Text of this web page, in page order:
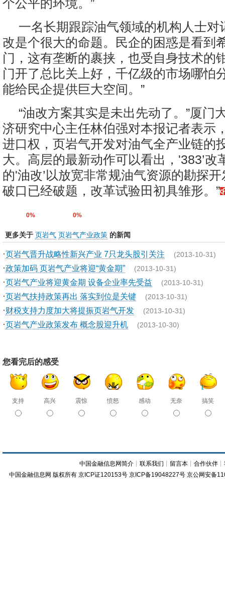
个公平的环境。”
一名长期跟踪油气领域的机构人士对
改是个很大的命题。民企的困惑是看到
门，这有垄断的裹挟，也受自身技术的
门开了总比关上好，千亿级的市场哪怕
能给民企提供巨大空间。”
“油改方案其实是未出先动了。”厦门
济研究中心主任林伯强对本报记者表示
进口权，页岩气开发对油气全产业链的
大。高层的最新动作可以看出，'383’改
的'油改’以放宽非常规油气资源的勘探
破口已经破题，改革试验田初具雏形。”
0% 0%
更多关于 页岩气 页岩气产业政策 的新闻
·页岩气晋升战略性新兴产业 7只龙头股引关注 (2013-10-31)
·政策加码 页岩气产业将迎“黄金期” (2013-10-31)
·页岩气产业将迎黄金期 设备企业率先受益 (2013-10-31)
·页岩气扶持政策再出 落实到位是关键 (2013-10-31)
·财税支持力度加大将提振页岩气开发 (2013-10-31)
·页岩气产业政策发布 概念股迎升机 (2013-10-30)
您看完后的感受
支持 高兴 震惊 愤怒 感动 无奈 搞笑
中国金融信息网简介 ┊联系我们 ┊ 留言本 ┊合作伙伴 ┊
中国金融信息网 版权所有 京ICP证120153号 京ICP备19048227号 京公网安备